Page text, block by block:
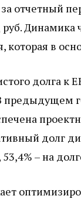
отчетный
Динамика
которая в
долга к
предыдущем
долг
– на